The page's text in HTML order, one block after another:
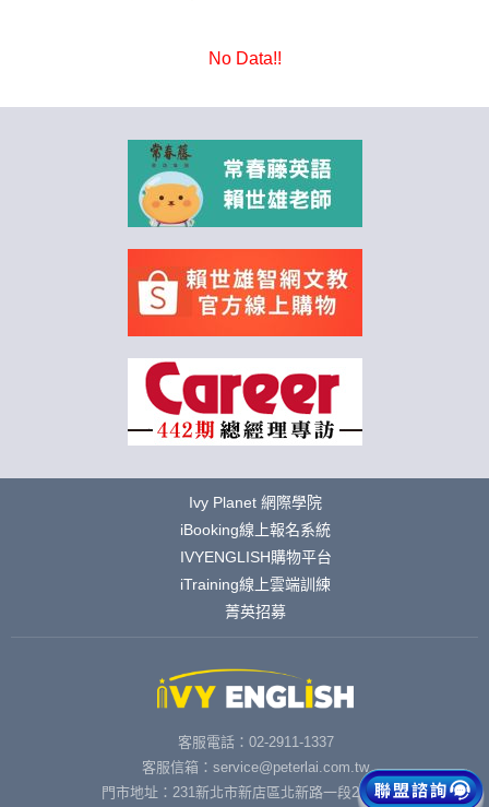
No Data!!
Ivy Planet 網際學院
iBooking線上報名系統
IVYENGLISH購物平台
iTraining線上雲端訓練
菁英招募
客服電話：02-2911-1337
客服信箱：service@peterlai.com.tw
門市地址：231新北市新店區北新路一段291號6樓